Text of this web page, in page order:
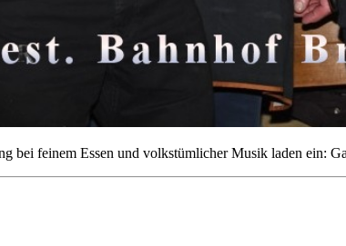
bei feinem Essen und volkstümlicher Musik laden ein: